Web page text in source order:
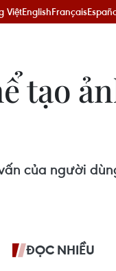
ViệtEnglishFrançais
tạo
của người
ĐỌC NHIỀU